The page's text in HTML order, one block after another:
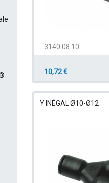
3140 08 10
HT
10,72 €
Y INÉGAL Ø10-Ø12